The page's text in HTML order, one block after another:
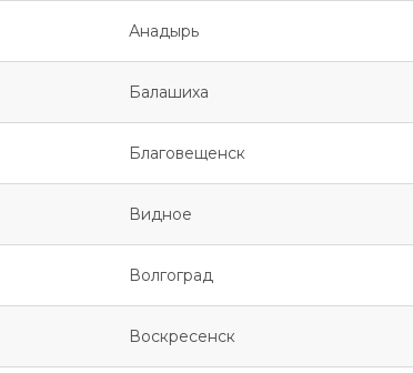
Анадырь
Балашиха
Благовещенск
Видное
Волгоград
Воскресенск